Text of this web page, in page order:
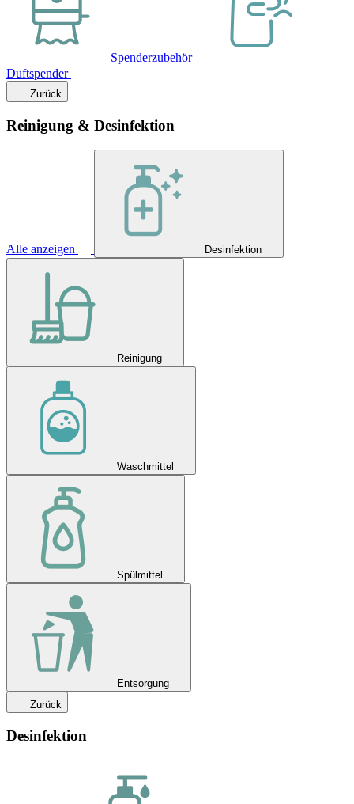
Spenderzubehör
Duftspender
Zurück
Reinigung & Desinfektion
Alle anzeigen Desinfektion
Reinigung
Waschmittel
Spülmittel
Entsorgung
Zurück
Desinfektion